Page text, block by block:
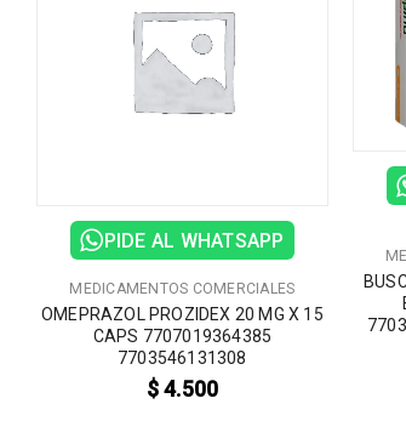
PIDE AL WHATSAPP
MEDICAMENTOS COMERCIALES
OMEPRAZOL PROZIDEX 20 MG X 15
CAPS 7707019364385
7703546131308
$4.500